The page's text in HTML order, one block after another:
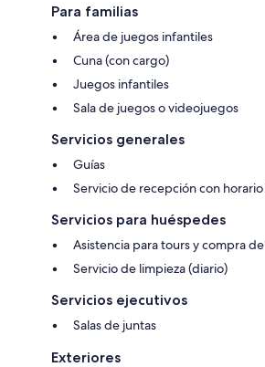
Para familias
Área de juegos infantiles
Cuna (con cargo)
Juegos infantiles
Sala de juegos o videojuegos
Servicios generales
Guías
Servicio de recepción con
Servicios para huéspedes
Asistencia para tours y compra
Servicio de limpieza (diario)
Servicios ejecutivos
Salas de juntas
Exteriores